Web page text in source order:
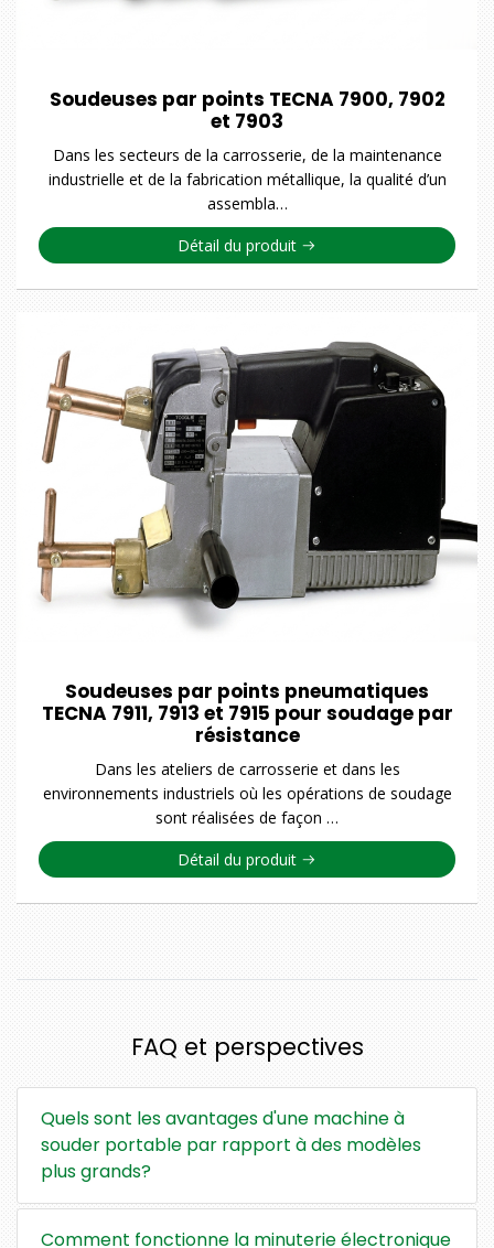
Soudeuses par points TECNA 7900, 7902
et 7903
Dans les secteurs de la carrosserie, de la maintenance
industrielle et de la fabrication métallique, la qualité d’un
assembla…
Détail du produit
Soudeuses par points pneumatiques
TECNA 7911, 7913 et 7915 pour soudage par
résistance
Dans les ateliers de carrosserie et dans les
environnements industriels où les opérations de soudage
sont réalisées de façon …
Détail du produit
FAQ et perspectives
Quels sont les avantages d'une machine à
souder portable par rapport à des modèles
plus grands?
Comment fonctionne la minuterie électronique